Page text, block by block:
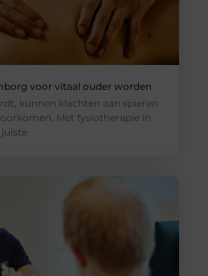
voor vitaal ouder worden
kunnen klachten aan spieren
Met fysiotherapie in